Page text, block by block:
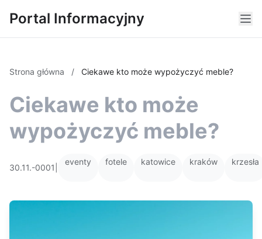
Portal Informacyjny
Strona główna / Ciekawe kto może wypożyczyć meble?
Ciekawe kto może
wypożyczyć meble?
30.11.-0001
eventy fotele katowice kraków krzesła